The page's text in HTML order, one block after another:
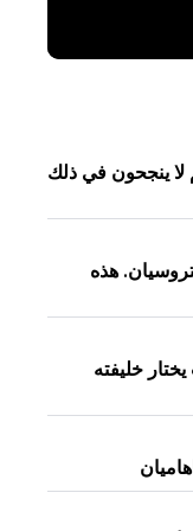
لا ينجحون في ذلك
هذه
خليفته